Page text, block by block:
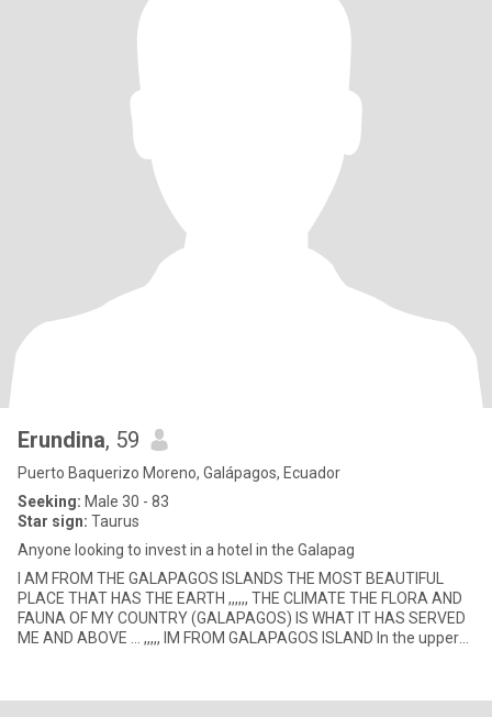
Erundina, 59
Puerto Baquerizo Moreno, Galápagos, Ecuador
Seeking: Male 30 - 83
Star sign: Taurus
Anyone looking to invest in a hotel in the Galapag
I AM FROM THE GALAPAGOS ISLANDS THE MOST BEAUTIFUL
PLACE THAT HAS THE EARTH ,,,,,, THE CLIMATE THE FLORA AND
FAUNA OF MY COUNTRY (GALAPAGOS) IS WHAT IT HAS SERVED
ME AND ABOVE ... ,,,,, IM FROM GALAPAGOS ISLAND In the upper